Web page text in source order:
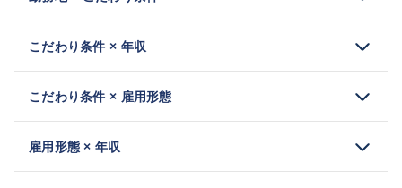
こだわり条件 × 年収
こだわり条件 × 雇用形態
雇用形態 × 年収